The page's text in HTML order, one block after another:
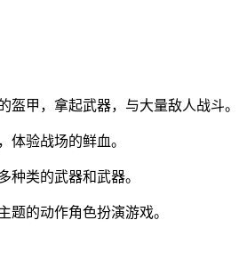
盔甲，拿起武器，与大量敌人战斗。
体验战场的鲜血。
种类的武器和武器。
题的动作角色扮演游戏。